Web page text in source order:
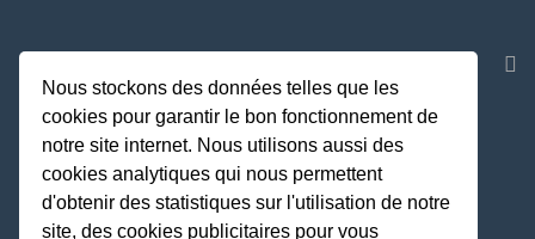
Nous stockons des données telles que les
cookies pour garantir le bon fonctionnement de
notre site internet. Nous utilisons aussi des
cookies analytiques qui nous permettent
d'obtenir des statistiques sur l'utilisation de notre
site, des cookies publicitaires pour vous